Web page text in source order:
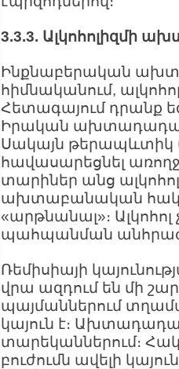
3.3.3. Ալկոհոլիզմի
Ինքնաբերական
հիմնականում,
Հետագայում դրանք
Իրական ախտադադար
Սակայն թերապևտիկ
հավասարեցնել
տարիներ անց
ախտաբանական
«արթնանալ»։
պահպանման
Ռեմիսիայի
վրա ազդում են մի
պայմաններում
կայուն է։
տարեկաններում։
բուժումն ավելի